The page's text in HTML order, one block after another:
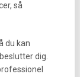
så
du kan
dig.